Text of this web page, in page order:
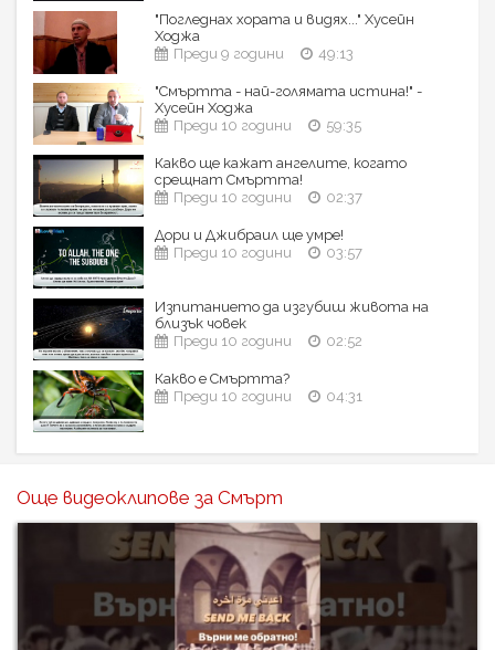
"Погледнах хората и видях..." Хусейн
Ходжа
Преди 9 години
49:13
"Смъртта - най-голямата истина!" -
Хусейн Ходжа
Преди 10 години
59:35
Какво ще кажат ангелите, когато
срещнат Смъртта!
Преди 10 години
02:37
Дори и Джибраил ще умре!
Преди 10 години
03:57
Изпитанието да изгубиш живота на
близък човек
Преди 10 години
02:52
Какво е Смъртта?
Преди 10 години
04:31
Още видеоклипове за Смърт